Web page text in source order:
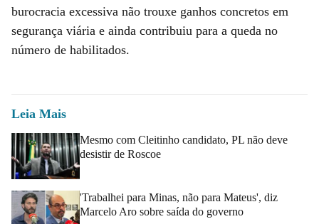
burocracia excessiva não trouxe ganhos concretos em
segurança viária e ainda contribuiu para a queda no
número de habilitados.
Leia Mais
Mesmo com Cleitinho candidato, PL não deve
desistir de Roscoe
'Trabalhei para Minas, não para Mateus', diz
Marcelo Aro sobre saída do governo